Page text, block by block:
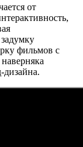
от
фильмов с
дизайна.